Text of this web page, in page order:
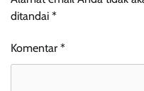
ditandai *
Komentar *